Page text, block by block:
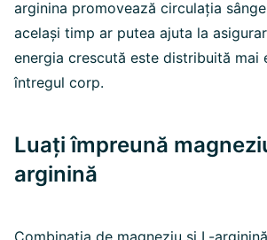
arginina promovează circulația
același timp ar putea ajuta la
energia crescută este distribuită mai
întregul corp.
Luați împreună
arginină
Combinația de magneziu și L-